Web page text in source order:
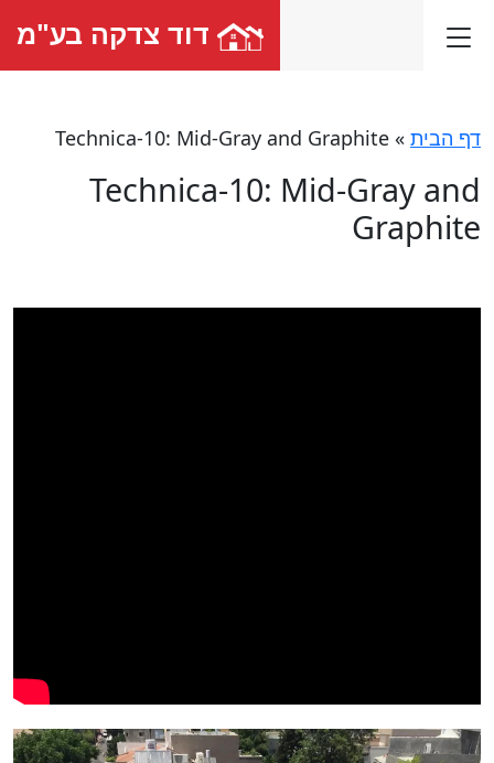
דוד צדקה בע"מ
דף הבית »
Technica-10: Mid-Gray and Graphite
Technica-10: Mid-Gray and
Graphite